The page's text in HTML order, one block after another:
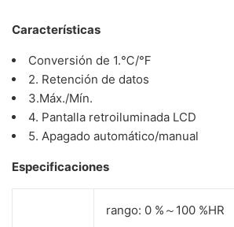
Características
Conversión de 1.℃/℉
2. Retención de datos
3.Máx./Mín.
4. Pantalla retroiluminada LCD
5. Apagado automático/manual
Especificaciones
rango: 0 %～100 %HR